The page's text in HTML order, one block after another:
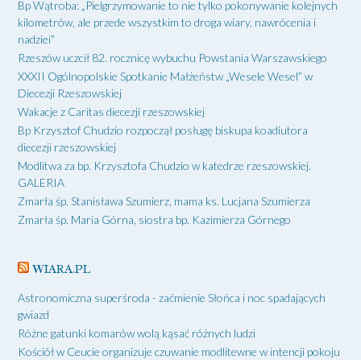
Bp Wątroba: „Pielgrzymowanie to nie tylko pokonywanie kolejnych
kilometrów, ale przede wszystkim to droga wiary, nawrócenia i
nadziei”
Rzeszów uczcił 82. rocznicę wybuchu Powstania Warszawskiego
XXXII Ogólnopolskie Spotkanie Małżeństw „Wesele Wesel” w
Diecezji Rzeszowskiej
Wakacje z Caritas diecezji rzeszowskiej
Bp Krzysztof Chudzio rozpoczął posługę biskupa koadiutora
diecezji rzeszowskiej
Modlitwa za bp. Krzysztofa Chudzio w katedrze rzeszowskiej.
GALERIA
Zmarła śp. Stanisława Szumierz, mama ks. Lucjana Szumierza
Zmarła śp. Maria Górna, siostra bp. Kazimierza Górnego
WIARA.PL
Astronomiczna superśroda - zaćmienie Słońca i noc spadających
gwiazd
Różne gatunki komarów wolą kąsać różnych ludzi
Kościół w Ceucie organizuje czuwanie modlitewne w intencji pokoju